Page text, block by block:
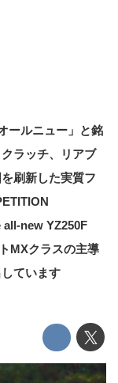
ールニュー」と銘
ラッチ、リアブ
刷新した実質フ
all-new YZ250F
MXクラスの主導
ています